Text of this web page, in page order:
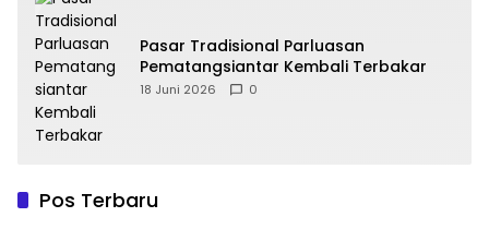
Pasar Tradisional Parluasan
Pematangsiantar Kembali Terbakar
18 Juni 2026 0
Pos Terbaru